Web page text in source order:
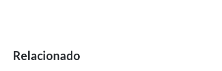
Relacionado